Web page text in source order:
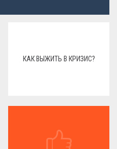
КАК ВЫЖИТЬ В КРИЗИС?